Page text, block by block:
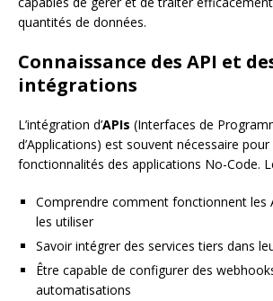
quantités de données.
Connaissance des API et
intégrations
L’intégration d’APIs (Interfaces de
d’Applications) est souvent nécessaire
fonctionnalités des applications No-Code.
Comprendre comment fonctionnent les
les utiliser
Savoir intégrer des services tiers dans
Être capable de configurer des
automatisations